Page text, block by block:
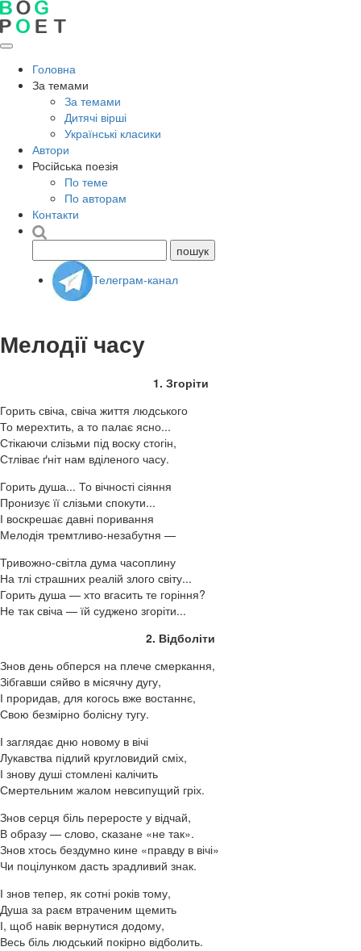
Головна
За темами
За темами
Дитячі вірші
Українські класики
Автори
Російська поезія
По теме
По авторам
Контакти
Телеграм-канал
Мелодії часу
1. Згоріти
Горить свіча, свіча життя людського
То мерехтить, а то палає ясно...
Стікаючи слізьми під воску стогін,
Стліває ґніт нам вділеного часу.
Горить душа... То вічності сіяння
Пронизує її слізьми спокути...
І воскрешає давні поривання
Мелодія тремтливо-незабутня —
Тривожно-світла дума часоплину
На тлі страшних реалій злого світу...
Горить душа — хто вгасить те горіння?
Не так свіча — їй суджено згоріти...
2. Відболіти
Знов день обперся на плече смеркання,
Зібгавши сяйво в місячну дугу,
І проридав, для когось вже востаннє,
Свою безмірно болісну тугу.
І заглядає дню новому в вічі
Лукавства підлий кругловидий сміх,
І знову душі стомлені калічить
Смертельним жалом невсипущий гріх.
Знов серця біль переросте у відчай,
В образу — слово, сказане «не так».
Знов хтось бездумно кине «правду в вічі»
Чи поцілунком дасть зрадливий знак.
І знов тепер, як сотні років тому,
Душа за раєм втраченим щемить
І, щоб навік вернутися додому,
Весь біль людський покірно відболить.